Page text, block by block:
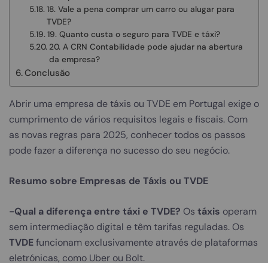
18. Vale a pena comprar um carro ou alugar para
TVDE?
19. Quanto custa o seguro para TVDE e táxi?
20. A CRN Contabilidade pode ajudar na abertura
da empresa?
Conclusão
Abrir uma empresa de táxis ou TVDE em Portugal exige o
cumprimento de vários requisitos legais e fiscais. Com
as novas regras para 2025, conhecer todos os passos
pode fazer a diferença no sucesso do seu negócio.
Resumo sobre Empresas de Táxis ou TVDE
-Qual a diferença entre táxi e TVDE? Os táxis operam
sem intermediação digital e têm tarifas reguladas. Os
TVDEfuncionam exclusivamente através de plataformas
eletrónicas, como Uber ou Bolt.